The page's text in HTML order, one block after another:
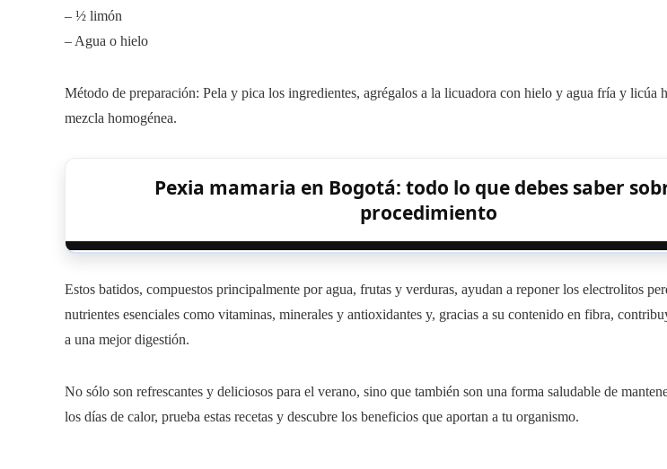
– ½ limón
– Agua o hielo
Método de preparación: Pela y pica los ingredientes, agrégalos a la licuadora con hielo y agua fría y licúa
mezcla homogénea.
Pexia mamaria en Bogotá: todo lo que debes saber
procedimiento
Estos batidos, compuestos principalmente por agua, frutas y verduras, ayudan a reponer los electrolitos
nutrientes esenciales como vitaminas, minerales y antioxidantes y, gracias a su contenido en fibra,
a una mejor digestión.
No sólo son refrescantes y deliciosos para el verano, sino que también son una forma saludable de
los días de calor, prueba estas recetas y descubre los beneficios que aportan a tu organismo.